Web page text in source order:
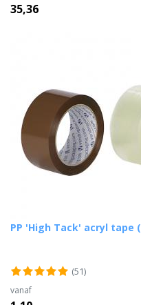
35,36
PP 'High Tack' acryl tape
(51)
vanaf